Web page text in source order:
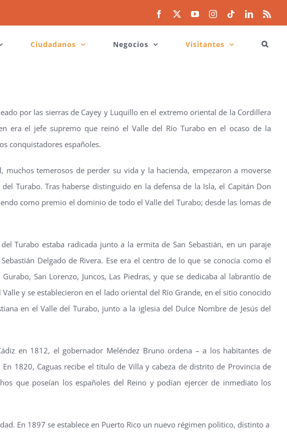
Facebook YouTubeInstagram
TiktokLinkedIn
Ciudadanos Negocios Visitantes
por las sierras de Cayey y Luquillo en el extremo oriental de la Cordillera
era el jefe supremo que reinó el Valle del Río Turabo en el ocaso de la
conquistadores españoles.
muchos temerosos de perder su vida y la hacienda, empezaron a moverse
Turabo. Tras haberse distinguido en la defensa de la Isla, el Capitán Don
como premio el dominio de todo el Valle del Turabo; desde las lomas de
Turabo estaba radicada junto a la ermita de San Sebastián, en un paraje
Delgado de Rivera. Ese era el centro de lo que se conocía como el
San Lorenzo, Juncos, Las Piedras, y que se dedicaba al labrantío de
y se establecieron en el lado oriental del Río Grande, en el sitio conocido
en el Valle del Turabo, junto a la iglesia del Dulce Nombre de Jesús del
en 1812, el gobernador Meléndez Bruno ordena – a los habitantes de
1820, Caguas recibe el título de Villa y cabeza de distrito de Provincia de
que poseían los españoles del Reino y podían ejercer de inmediato los
En 1897 se establece en Puerto Rico un nuevo régimen politico, distinto a